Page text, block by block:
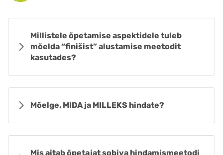
Millistele õpetamise aspektidele tuleb
mõelda “finišist” alustamise meetodit
kasutades?
Mõelge, MIDA ja MILLEKS hindate?
Mis aitab õpetajat sobiva hindamismeetodi